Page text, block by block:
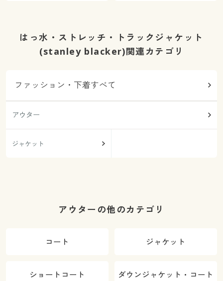
はっ水・ストレッチ・トラックジャケット
(stanley blacker)関連カテゴリ
ファッション・下着すべて
アウター
ジャケット
アウターの他のカテゴリ
コート ジャケット
ショートコート ダウンジャケット・コート